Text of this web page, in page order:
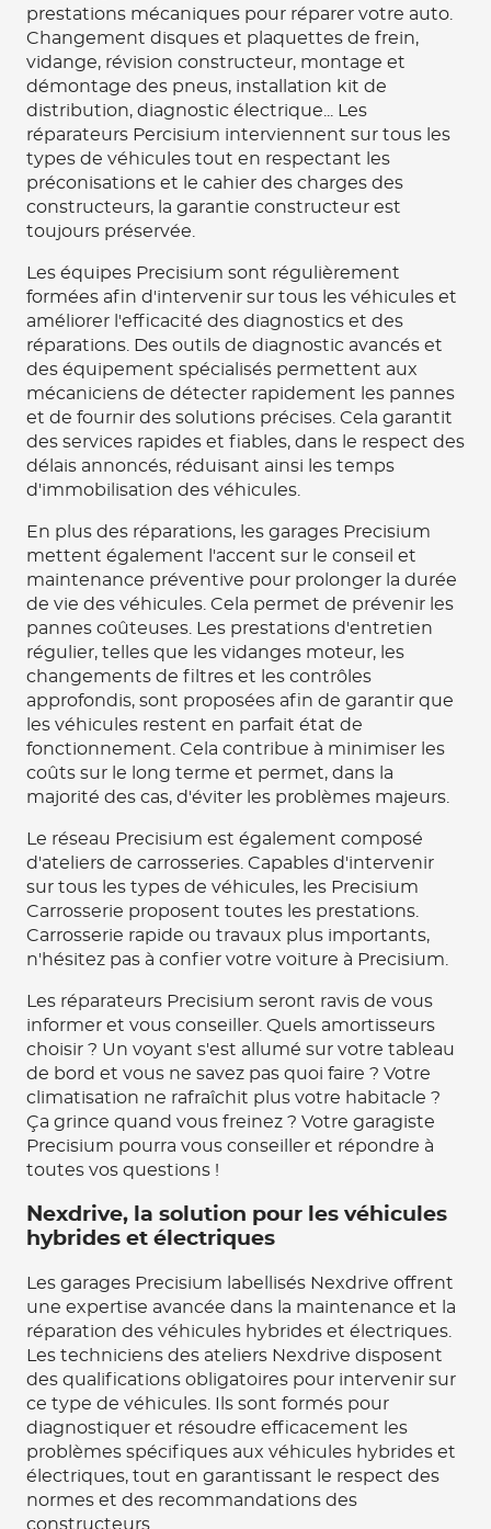
prestations mécaniques pour réparer votre auto.
Changement disques et plaquettes de frein,
vidange, révision constructeur, montage et
démontage des pneus, installation kit de
distribution, diagnostic électrique... Les
réparateurs Percisium interviennent sur tous les
types de véhicules tout en respectant les
préconisations et le cahier des charges des
constructeurs, la garantie constructeur est
toujours préservée.
Les équipes Precisium sont régulièrement
formées afin d'intervenir sur tous les véhicules et
améliorer l'efficacité des diagnostics et des
réparations. Des outils de diagnostic avancés et
des équipement spécialisés permettent aux
mécaniciens de détecter rapidement les pannes
et de fournir des solutions précises. Cela garantit
des services rapides et fiables, dans le respect des
délais annoncés, réduisant ainsi les temps
d'immobilisation des véhicules.
En plus des réparations, les garages Precisium
mettent également l'accent sur le conseil et
maintenance préventive pour prolonger la durée
de vie des véhicules. Cela permet de prévenir les
pannes coûteuses. Les prestations d'entretien
régulier, telles que les vidanges moteur, les
changements de filtres et les contrôles
approfondis, sont proposées afin de garantir que
les véhicules restent en parfait état de
fonctionnement. Cela contribue à minimiser les
coûts sur le long terme et permet, dans la
majorité des cas, d'éviter les problèmes majeurs.
Le réseau Precisium est également composé
d'ateliers de carrosseries. Capables d'intervenir
sur tous les types de véhicules, les Precisium
Carrosserie proposent toutes les prestations.
Carrosserie rapide ou travaux plus importants,
n'hésitez pas à confier votre voiture à Precisium.
Les réparateurs Precisium seront ravis de vous
informer et vous conseiller. Quels amortisseurs
choisir ? Un voyant s'est allumé sur votre tableau
de bord et vous ne savez pas quoi faire ? Votre
climatisation ne rafraîchit plus votre habitacle ?
Ça grince quand vous freinez ? Votre garagiste
Precisium pourra vous conseiller et répondre à
toutes vos questions !
Nexdrive, la solution pour les véhicules
hybrides et électriques
Les garages Precisium labellisés Nexdrive offrent
une expertise avancée dans la maintenance et la
réparation des véhicules hybrides et électriques.
Les techniciens des ateliers Nexdrive disposent
des qualifications obligatoires pour intervenir sur
ce type de véhicules. Ils sont formés pour
diagnostiquer et résoudre efficacement les
problèmes spécifiques aux véhicules hybrides et
électriques, tout en garantissant le respect des
normes et des recommandations des
constructeurs.